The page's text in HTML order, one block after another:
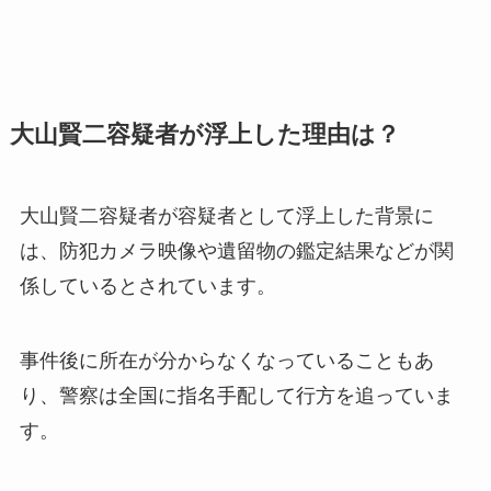
大山賢二容疑者が浮上した理由は？
大山賢二容疑者が容疑者として浮上した背景に
は、防犯カメラ映像や遺留物の鑑定結果などが関
係しているとされています。
事件後に所在が分からなくなっていることもあ
り、警察は全国に指名手配して行方を追っていま
す。